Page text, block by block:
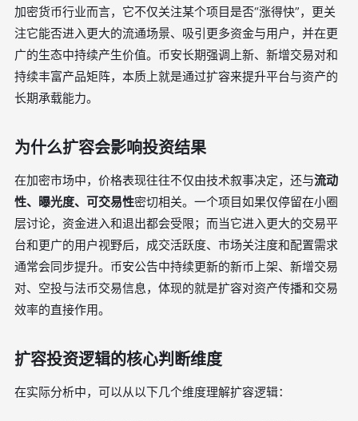
加密货币行业而言，它不仅关注某个项目是否“涨得快”，更关
注它能否进入更大的流通场景、吸引更多资金与用户，并在更
广的生态中持续产生价值。币安长期强调上新、新增交易对和
持续丰富产品矩阵，本质上就是通过扩容来提升平台与资产的
长期承载能力。
为什么扩容会影响投资结果
在加密市场中，价格表现往往不仅由技术叙事决定，还与流动
性、曝光度、可交易性密切相关。一个项目如果仅停留在小圈
层讨论，资金进入和退出都会受限；而当它进入更大的交易平
台和更广的用户视野后，成交活跃度、市场关注度和配置需求
通常会同步提升。币安公告中持续更新的新币上架、新增交易
对、空投与法币交易信息，体现的就是扩容对资产传播和交易
效率的直接作用。
扩容投资逻辑的核心判断维度
在实际分析中，可以从以下几个维度理解扩容逻辑：